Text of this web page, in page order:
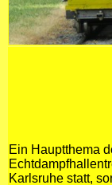
Ein Hauptthema
Karlsruhe statt,